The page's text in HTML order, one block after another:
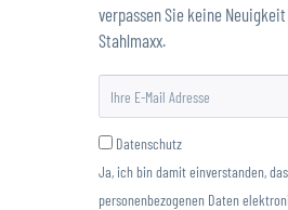
verpassen Sie keine
Stahlmaxx.
Datenschutz
Ja, ich bin damit einverstanden,
personenbezogenen Daten